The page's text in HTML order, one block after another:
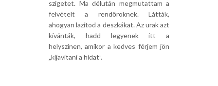
szigetet. Ma délután megmutattam a
felvételt a rendőröknek. Látták,
ahogyan lazítod a deszkákat. Az urak azt
kívánták, hadd legyenek itt a
helyszínen, amikor a kedves férjem jön
„kijavítani a hidat”.